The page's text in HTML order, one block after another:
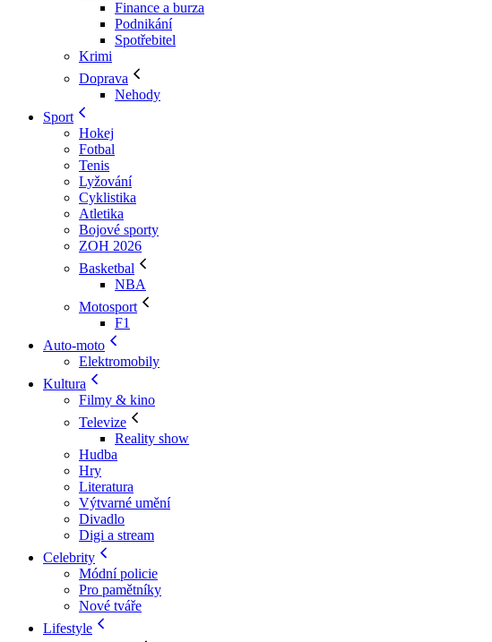
Finance a burza
Podnikání
Spotřebitel
Krimi
Doprava
Nehody
Sport
Hokej
Fotbal
Tenis
Lyžování
Cyklistika
Atletika
Bojové sporty
ZOH 2026
Basketbal
NBA
Motosport
F1
Auto-moto
Elektromobily
Kultura
Filmy & kino
Televize
Reality show
Hudba
Hry
Literatura
Výtvarné umění
Divadlo
Digi a stream
Celebrity
Módní policie
Pro pamětníky
Nové tváře
Lifestyle